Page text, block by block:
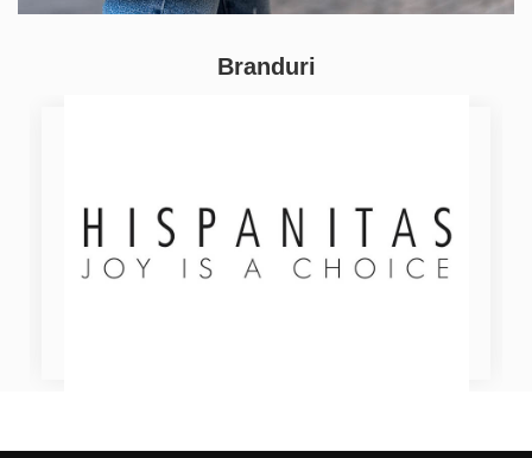
Branduri